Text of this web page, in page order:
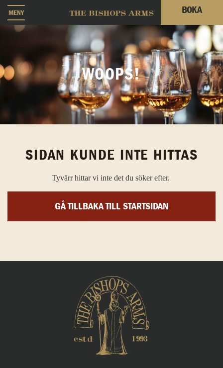
MENY BOKA
WOOPS!
SIDAN KUNDE INTE HITTAS
Tyvärr hittar vi inte det du söker efter.
GÅ TILLBAKA TILL STARTSIDAN